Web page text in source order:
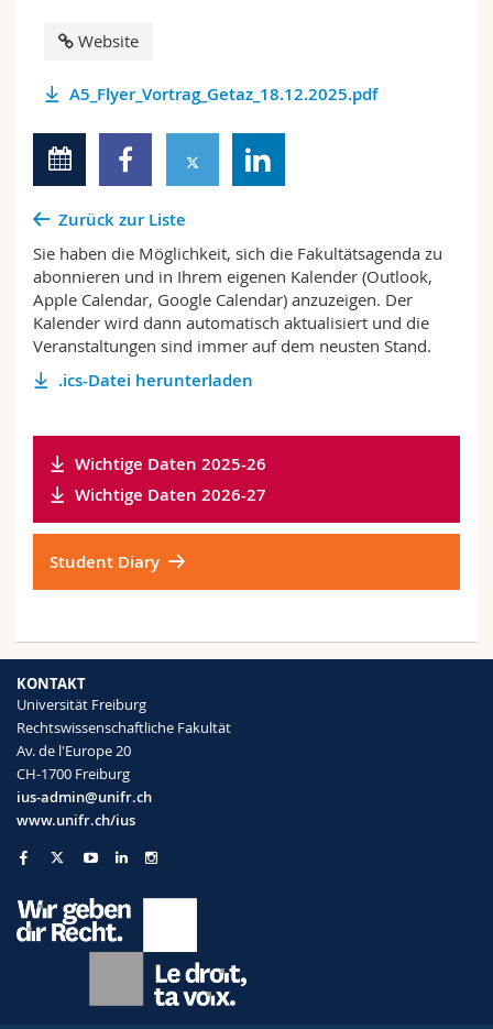
Website
A5_Flyer_Vortrag_Getaz_18.12.2025.pdf
Zurück zur Liste
Sie haben die Möglichkeit, sich die Fakultätsagenda zu
abonnieren und in Ihrem eigenen Kalender (Outlook,
Apple Calendar, Google Calendar) anzuzeigen. Der
Kalender wird dann automatisch aktualisiert und die
Veranstaltungen sind immer auf dem neusten Stand.
.ics-Datei herunterladen
Wichtige Daten 2025-26
Wichtige Daten 2026-27
Student Diary
KONTAKT
Universität Freiburg
Rechtswissenschaftliche Fakultät
Av. de l'Europe 20
CH-1700 Freiburg
ius-admin@unifr.ch
www.unifr.ch/ius